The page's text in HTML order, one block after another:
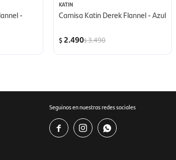
-
KATIN
Camisa Katin Derek Flannel - Azul
$2.490$3.490
Seguinos en nuestras redes sociales
  